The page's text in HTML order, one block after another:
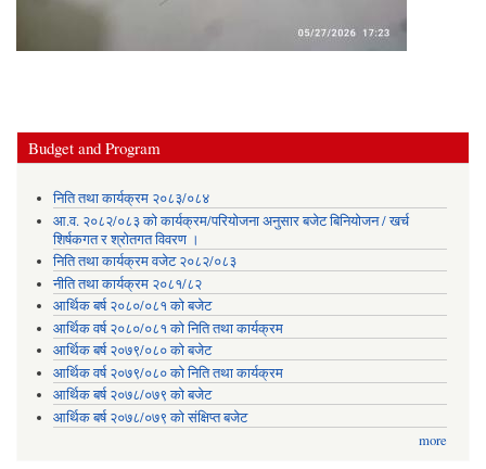
Budget and Program
निति तथा कार्यक्रम २०८३/०८४
आ.व. २०८२/०८३ को कार्यक्रम/परियोजना अनुसार बजेट बिनियोजन / खर्च
शिर्षकगत र श्रोतगत विवरण ।
निति तथा कार्यक्रम वजेट २०८२/०८३
नीति तथा कार्यक्रम २०८१/८२
आर्थिक बर्ष २०८०/०८१ को बजेट
आर्थिक वर्ष २०८०/०८१ को निति तथा कार्यक्रम
आर्थिक बर्ष २०७९/०८० को बजेट
आर्थिक वर्ष २०७९/०८० को निति तथा कार्यक्रम
आर्थिक बर्ष २०७८/०७९ को बजेट
आर्थिक बर्ष २०७८/०७९ को संक्षिप्त बजेट
more